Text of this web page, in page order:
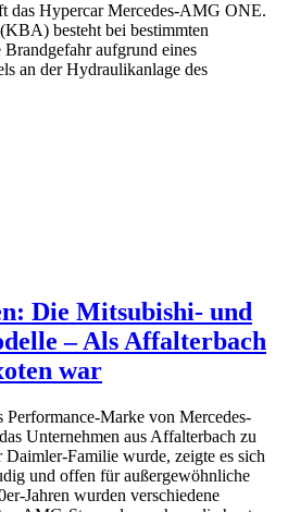
das Hypercar Mercedes-AMG ONE.
besteht bei bestimmten
aufgrund eines
an der Hydraulikanlage des
Die Mitsubishi- und
– Als Affalterbach
war
Marke von Mercedes-
Unternehmen aus Affalterbach zu
Daimler-Familie wurde, zeigte es sich
und offen für außergewöhnliche
Jahren wurden verschiedene